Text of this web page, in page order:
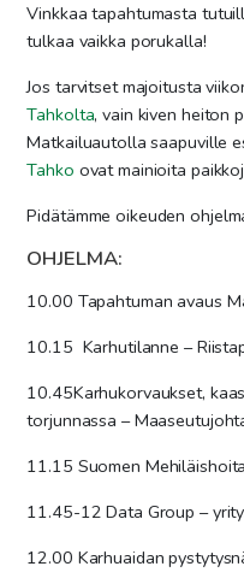
Vinkkaa tapahtumasta
tulkaa vaikka porukalla!
Jos tarvitset majoitusta
Tahkolta, vain kiven heiton
Matkailuautolla saapuville
Tahko ovat mainioita
Pidätämme oikeuden
OHJELMA:
10.00 Tapahtuman avaus
10.15 Karhutilanne –
10.45Karhukorvaukset,
torjunnassa –
11.15 Suomen
11.45-12 Data Group –
12.00 Karhuaidan